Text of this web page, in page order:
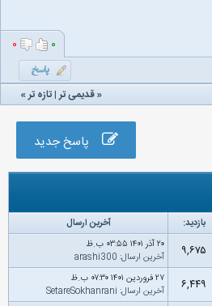
۰ ۰
«قدیمی تر|تازه‌ تر»
پاسخ جدید
بازدید: آخرین ارسال
۹,۶۷۵
۲۰ آذر ۱۴۰۱ ۰۳:۵۵ ب.ظ
آخرین ارسال:
arashi300
۶,۴۴۹
۲۷ فروردین ۱۴۰۱ ۰۷:۳۰ ب.ظ
آخرین ارسال:
SetareSokhanrani